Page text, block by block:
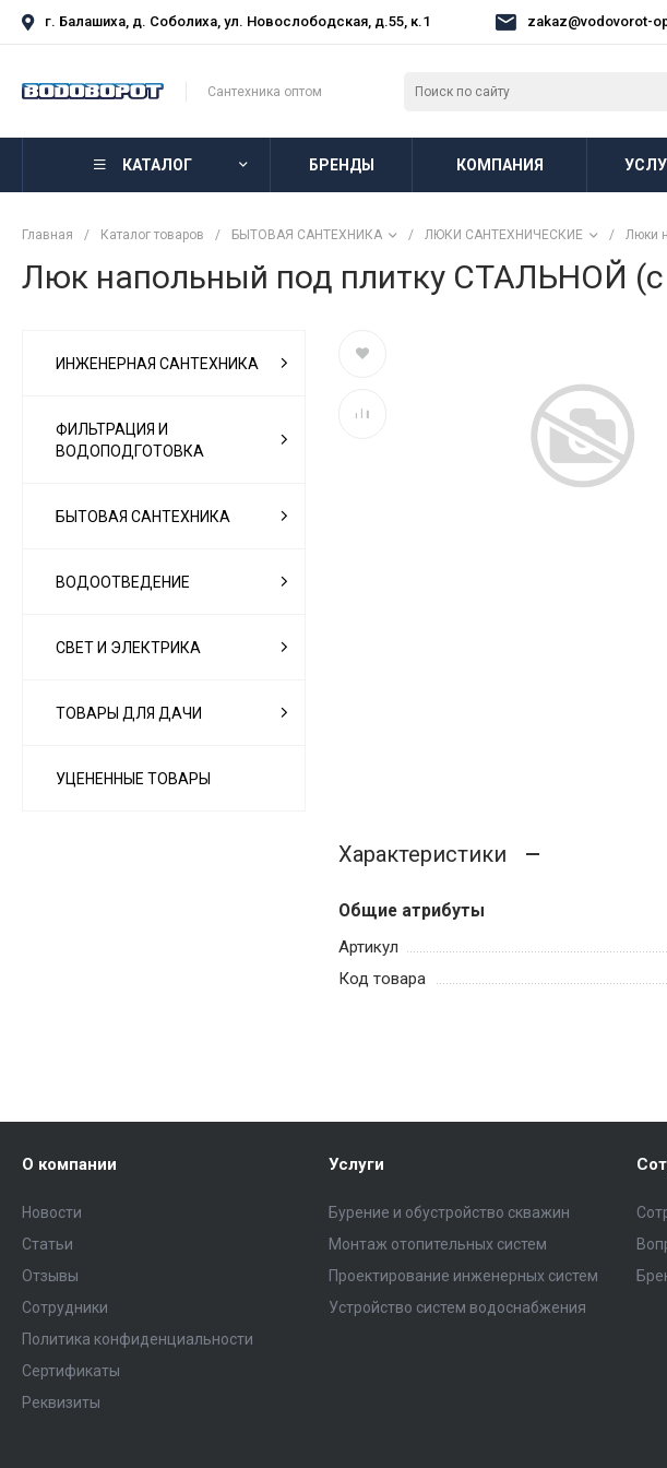
г. Балашиха, д. Соболиха, ул. Новослободская, д.55, к.1 zakaz@vodovorot-
Сантехника оптом
КАТАЛОГ БРЕНДЫ КОМПАНИЯ
Главная / Каталог товаров / БЫТОВАЯ САНТЕХНИКА / ЛЮКИ САНТЕХНИЧЕСКИЕ / Люки
Люк напольный под плитку СТАЛЬНОЙ
ИНЖЕНЕРНАЯ САНТЕХНИКА
ФИЛЬТРАЦИЯ И
ВОДОПОДГОТОВКА
БЫТОВАЯ САНТЕХНИКА
ВОДООТВЕДЕНИЕ
СВЕТ И ЭЛЕКТРИКА
ТОВАРЫ ДЛЯ ДАЧИ
УЦЕНЕННЫЕ ТОВАРЫ
Характеристики
Общие атрибуты
Артикул
Код товара
О компании
Новости
Статьи
Отзывы
Сотрудники
Политика конфиденциальности
Сертификаты
Реквизиты
Услуги
Бурение и обустройство скважин
Монтаж отопительных систем
Проектирование инженерных систем
Устройство систем водоснабжения